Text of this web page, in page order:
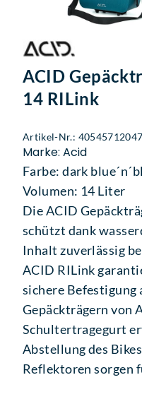
ACID
14 RILink
Artikel-Nr.:
Marke: Acid
Farbe: dark
Volumen: 14 Liter
Die ACID
schützt dank
Inhalt zuverlässig
ACID RILink
sichere Befestigung
Gepäckträgern von
Schultertragegurt
Abstellung des
Reflektoren sorgen